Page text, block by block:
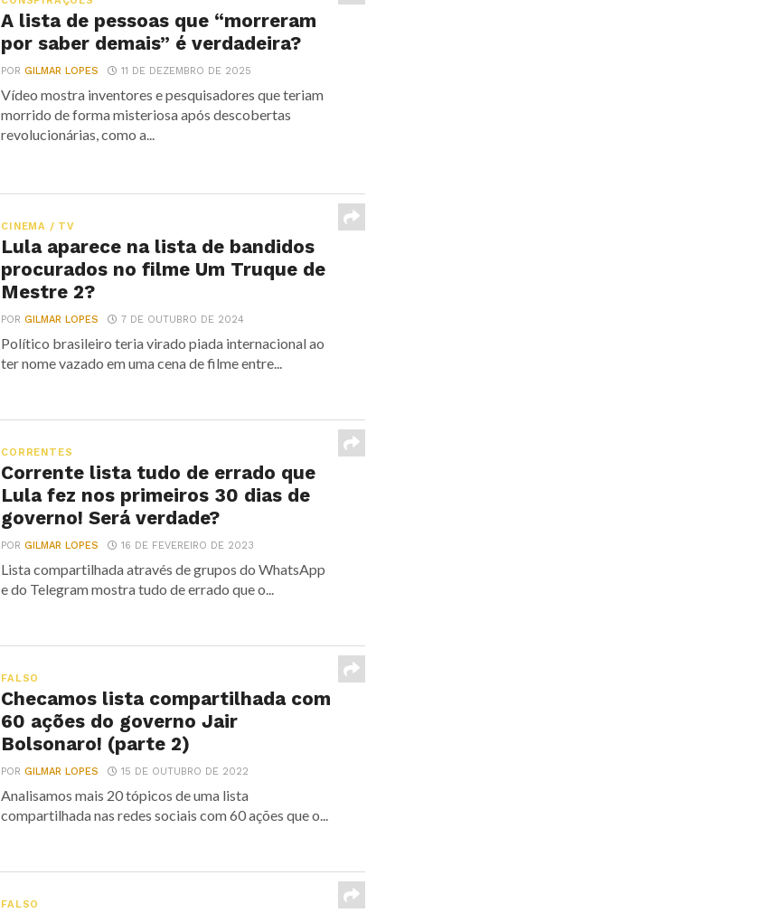
A lista de pessoas que “morreram
por saber demais” é verdadeira?
PORGILMAR LOPES 11 DE DEZEMBRO DE 2025
Vídeo mostra inventores e pesquisadores que teriam
morrido de forma misteriosa após descobertas
revolucionárias, como a...
CINEMA / TV
Lula aparece na lista de bandidos
procurados no filme Um Truque de
Mestre 2?
PORGILMAR LOPES 7 DE OUTUBRO DE 2024
Político brasileiro teria virado piada internacional ao
ter nome vazado em uma cena de filme entre...
CORRENTES
Corrente lista tudo de errado que
Lula fez nos primeiros 30 dias de
governo! Será verdade?
PORGILMAR LOPES 16 DE FEVEREIRO DE 2023
Lista compartilhada através de grupos do WhatsApp
e do Telegram mostra tudo de errado que o...
FALSO
Checamos lista compartilhada com
60 ações do governo Jair
Bolsonaro! (parte 2)
PORGILMAR LOPES 15 DE OUTUBRO DE 2022
Analisamos mais 20 tópicos de uma lista
compartilhada nas redes sociais com 60 ações que o...
FALSO